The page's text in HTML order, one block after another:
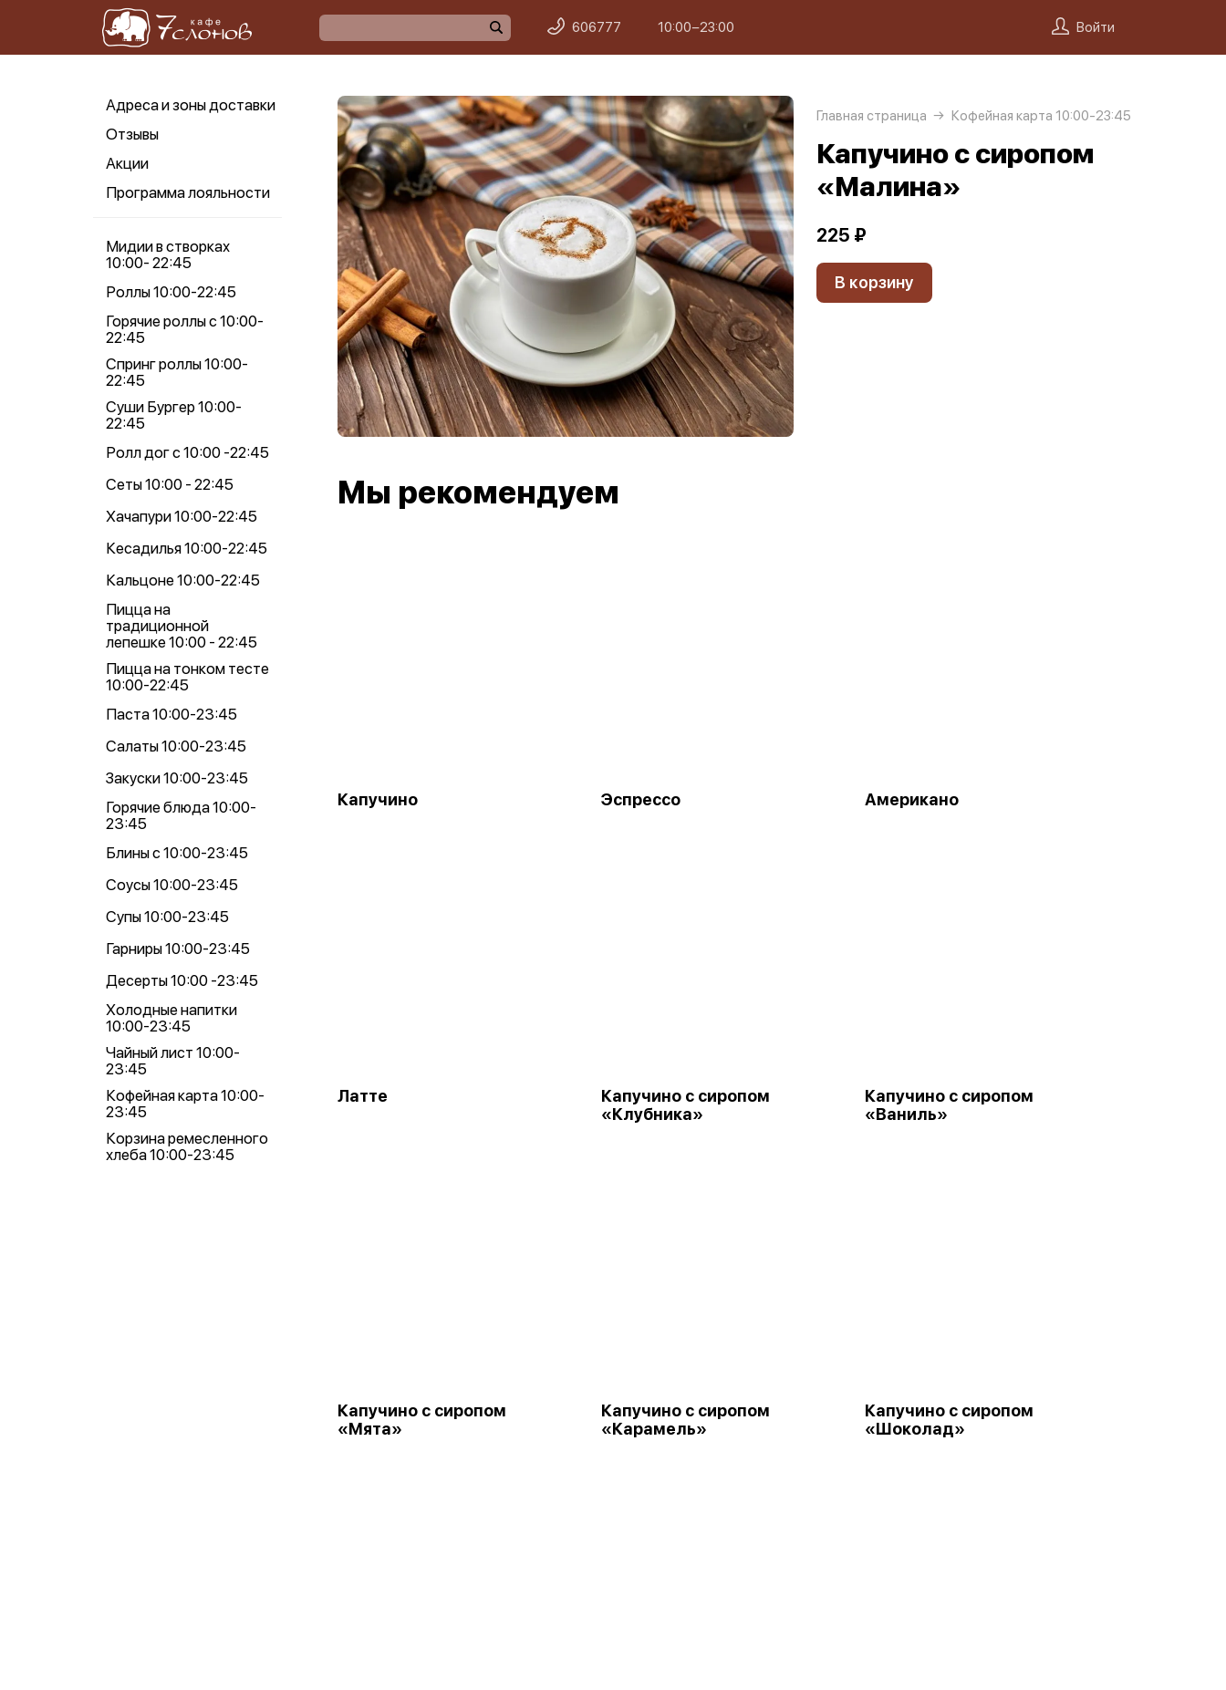
606777 10:00−23:00 Войти
Адреса и зоны доставки
Отзывы
Акции
Программа лояльности
Мидии в створках
10:00- 22:45
Роллы 10:00-22:45
Горячие роллы с 10:00-
22:45
Спринг роллы 10:00-
22:45
Суши Бургер 10:00-
22:45
Ролл дог с 10:00 -22:45
Сеты 10:00 - 22:45
Хачапури 10:00-22:45
Кесадилья 10:00-22:45
Кальцоне 10:00-22:45
Пицца на
традиционной
лепешке 10:00 - 22:45
Пицца на тонком тесте
10:00-22:45
Паста 10:00-23:45
Салаты 10:00-23:45
Закуски 10:00-23:45
Горячие блюда 10:00-
23:45
Блины с 10:00-23:45
Соусы 10:00-23:45
Супы 10:00-23:45
Гарниры 10:00-23:45
Десерты 10:00 -23:45
Холодные напитки
10:00-23:45
Чайный лист 10:00-
23:45
Кофейная карта 10:00-
23:45
Корзина ремесленного
хлеба 10:00-23:45
Главная страница Кофейная карта 10:00-23:45
Капучино с сиропом
«Малина»
225 ₽
В корзину
Мы рекомендуем
Капучино Эспрессо Американо
Латте
Капучино с сиропом
«Клубника»
Капучино с сиропом
«Ваниль»
Капучино с сиропом
«Мята»
Капучино с сиропом
«Карамель»
Капучино с сиропом
«Шоколад»